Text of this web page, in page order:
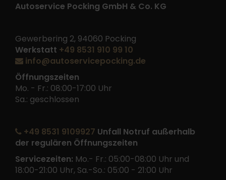
Autoservice Pocking GmbH & Co. KG
Gewerbering 2, 94060 Pocking
Werkstatt +49 8531 910 99 10
info@autoservicepocking.de
Öffnungszeiten
Mo. - Fr.: 08:00-17:00 Uhr
Sa.: geschlossen
+49 8531 9109927 Unfall Notruf außerhalb
der regulären Öffnungszeiten
Servicezeiten: Mo.- Fr.: 05:00-08:00 Uhr und
18:00-21:00 Uhr, Sa.-So.: 05:00 - 21:00 Uhr